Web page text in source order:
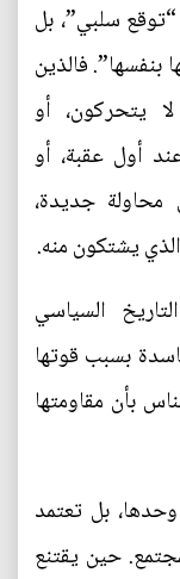
سلبي”، بل
بنفسها”. فالذين
يتحركون، أو
أول عقبة، أو
جديدة،
يشتكون منه.
السياسي
بسبب قوتها
بأن مقاومتها
بل تعتمد
حين يقتنع